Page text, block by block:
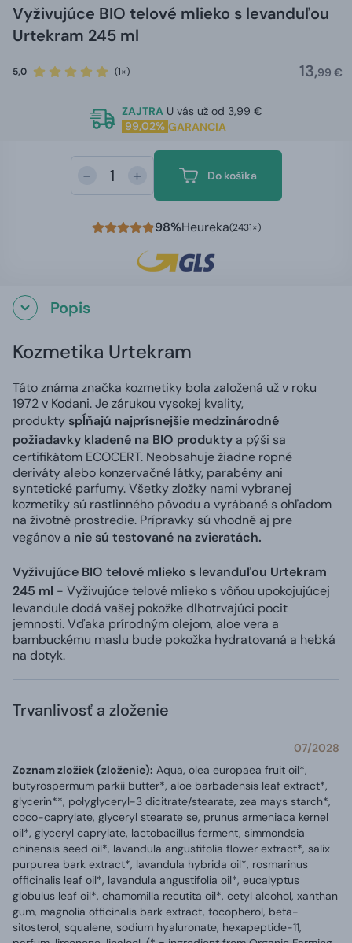
Vyživujúce BIO telové mlieko s levanduľou
Urtekram 245 ml
5,0 (1×) 13,99 €
ZAJTRA U vás už od 3,99 €
99,02% GARANCIA
- + Do košíka
98%Heureka(2431×)
Popis
Kozmetika Urtekram
Táto známa značka kozmetiky bola založená už v roku
1972 v Kodani. Je zárukou vysokej kvality,
produkty spĺňajú najprísnejšie medzinárodné
požiadavky kladené na BIO produkty a pýši sa
certifikátom ECOCERT. Neobsahuje žiadne ropné
deriváty alebo konzervačné látky, parabény ani
syntetické parfumy. Všetky zložky nami vybranej
kozmetiky sú rastlinného pôvodu a vyrábané s ohľadom
na životné prostredie. Prípravky sú vhodné aj pre
vegánov a nie sú testované na zvieratách.
Vyživujúce BIO telové mlieko s levanduľou Urtekram
245 ml - Vyživujúce telové mlieko s vôňou upokojujúcej
levandule dodá vašej pokožke dlhotrvajúci pocit
jemnosti. Vďaka prírodným olejom, aloe vera a
bambuckému maslu bude pokožka hydratovaná a hebká
na dotyk.
Trvanlivosť a zloženie
07/2028
Zoznam zložiek (zloženie): Aqua, olea europaea fruit oil*,
butyrospermum parkii butter*, aloe barbadensis leaf extract*,
glycerin**, polyglyceryl-3 dicitrate/stearate, zea mays starch*,
coco-caprylate, glyceryl stearate se, prunus armeniaca kernel
oil*, glyceryl caprylate, lactobacillus ferment, simmondsia
chinensis seed oil*, lavandula angustifolia flower extract*, salix
purpurea bark extract*, lavandula hybrida oil*, rosmarinus
officinalis leaf oil*, lavandula angustifolia oil*, eucalyptus
globulus leaf oil*, chamomilla recutita oil*, cetyl alcohol, xanthan
gum, magnolia officinalis bark extract, tocopherol, beta-
sitosterol, squalene, sodium hyaluronate, hexapeptide-11,